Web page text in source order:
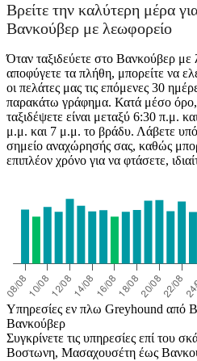
Βρείτε την καλύτερη μέρα
Βανκούβερ με λεωφορείο
Όταν ταξιδεύετε στο Βανκούβερ με
αποφύγετε τα πλήθη, μπορείτε να
οι πελάτες μας τις επόμενες 30
παρακάτω γράφημα. Κατά μέσο όρο,
ταξιδέψετε είναι μεταξύ 6:30 π.μ.
μ.μ. και 7 μ.μ. το βράδυ. Λάβετε
σημείο αναχώρησής σας, καθώς
επιπλέον χρόνο για να φτάσετε,
Υπηρεσίες εν πλω Greyhound από
Βανκούβερ
Συγκρίνετε τις υπηρεσίες επί του
Βοστωνη, Μασαχουσέτη έως